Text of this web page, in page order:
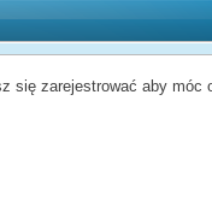
się zarejestrować aby